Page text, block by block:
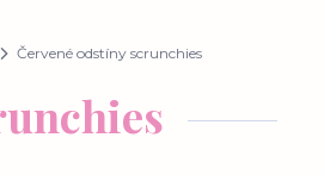
Červené odstíny scrunchies